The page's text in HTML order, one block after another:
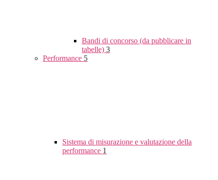
Bandi di concorso (da pubblicare in
tabelle) 3
Performance 5
Sistema di misurazione e valutazione della
performance 1